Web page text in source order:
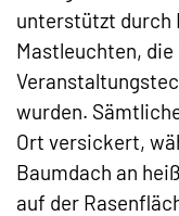
unterstützt durch
Mastleuchten,
wurden.
Ort versickert,
Baumdach an
auf der